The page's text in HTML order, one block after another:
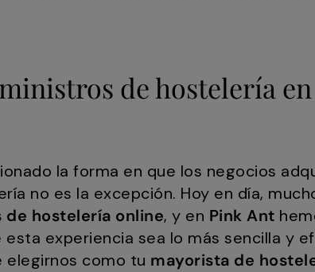
de hostelería
la forma en que los negocios
no es la excepción. Hoy en día,
de hostelería online, y en Pink Ant
experiencia sea lo más sencilla y
elegirnos como tu mayorista de